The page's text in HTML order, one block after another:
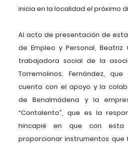
inicia en la localidad el próximo
Al acto de presentación de
de Empleo y Personal, Beatriz
trabajadora social de la
Torremolinos. Fernández,
cuenta con el apoyo y la
de Benalmádena y la
“Contalento”, que es la
hincapié en que con
proporcionar instrumentos